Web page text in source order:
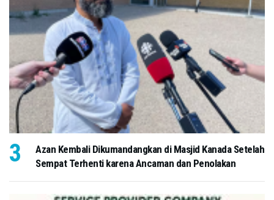
Azan Kembali Dikumandangkan di Masjid Kanada Setelah
Sempat Terhenti karena Ancaman dan Penolakan